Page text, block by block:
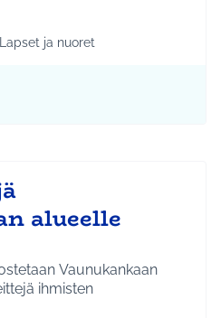
Etelä-Tuusulan kylät
tulokset teeman mukaan: Lapset
Lapset ja nuoret
alueelle
Vaunukankaan
ihmisten